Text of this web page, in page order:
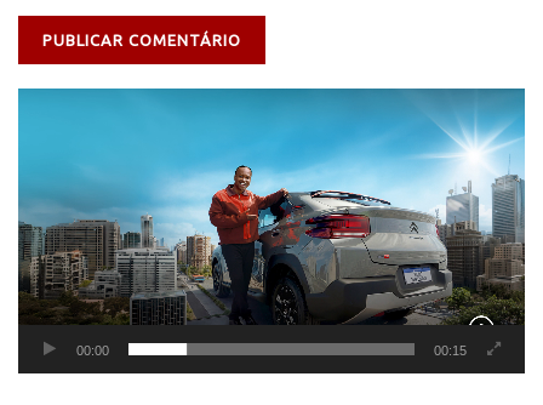
00:00 00:15